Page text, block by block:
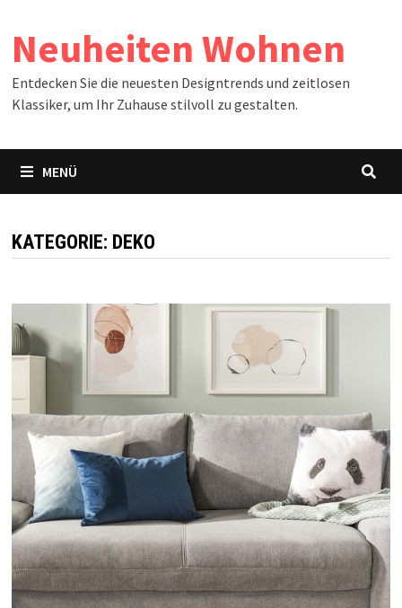
Inhalt
springen
Neuheiten Wohnen
Entdecken Sie die neuesten Designtrends und zeitlosen
Klassiker, um Ihr Zuhause stilvoll zu gestalten.
MENÜ
KATEGORIE: DEKO